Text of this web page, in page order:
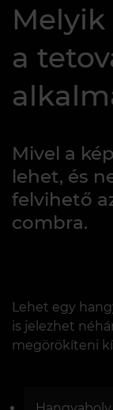
a
Mivel a
lehet, és
felvihető
combra.
Lehet egy
is jelezhet
megörökíteni